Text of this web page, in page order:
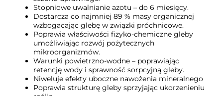
Stopniowe uwalnianie azotu – do 6 miesięcy.
Dostarcza co najmniej 89 % masy organicznej
wzbogacając glebę w związki próchnicowe.
Poprawia właściwości fizyko-chemiczne gleby
umożliwiając rozwój pożytecznych
mikroorganizmów.
Warunki powietrzno-wodne – poprawiając
retencję wody i sprawność sorpcyjną gleby.
Niweluje efekty uboczne nawożenia mineralnego
Poprawia strukturę gleby sprzyjając ukorzenieniu